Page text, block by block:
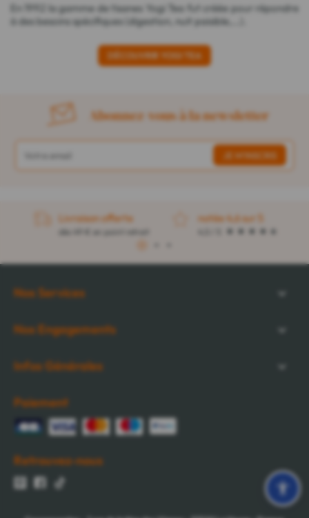
En 1992 la gamme de tisanes Yogi Tea fut créée pour répondre
à des besoins spécifiques (digestion, nuit paisible,...).
DÉCOUVRIR YOGI TEA
Abonnez-vous à la newsletter
Livraison offerte
dès 49 € en point retrait
notée 4,6 sur 5
Nos Services
Nos Engagements
Infos Générales
Paiement
Retrouvez-nous